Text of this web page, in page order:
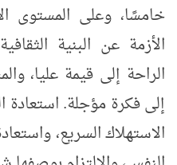
خامسًا، وعلى المستوى
الأزمة عن البنية
الراحة إلى قيمة عليا،
إلى فكرة مؤجلة. استعادة
الاستهلاك السريع،